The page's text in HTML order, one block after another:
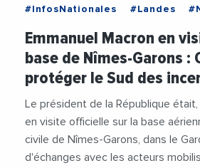
#InfosNationales
#Landes
#Cevennes
#ChristopheBechu
#DominiqueFaure
#Economie
#EmmanuelMacron
#Forets
#Incendies
#MeteoFrance
#Prevention
#Securite
Emmanuel Macron en
base de Nîmes-Garons :
protéger le Sud des
Le président de la République était,
en visite officielle sur la base
civile de Nîmes-Garons, dans le
d'échanges avec les acteurs